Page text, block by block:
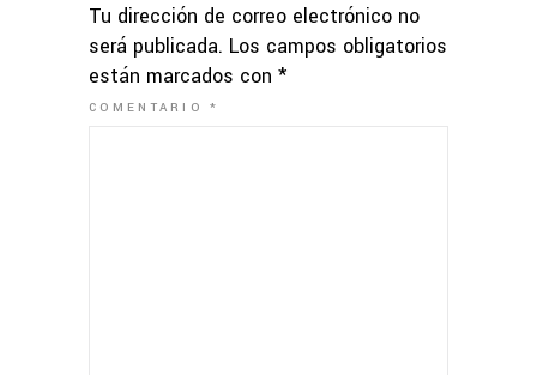
Tu dirección de correo electrónico no
será publicada. Los campos obligatorios
están marcados con *
COMENTARIO*